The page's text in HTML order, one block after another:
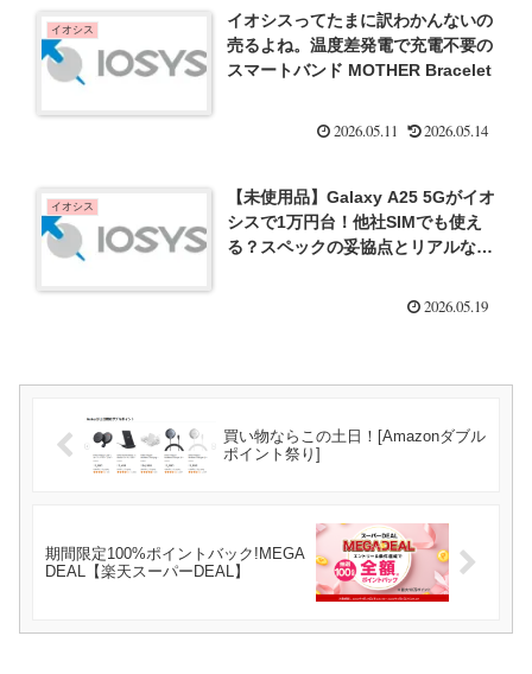
イオシス
イオシスってたまに訳わかんないの
売るよね。温度差発電で充電不要の
スマートバンド MOTHER Bracelet
2026.05.11 2026.05.14
イオシス
【未使用品】Galaxy A25 5Gがイオ
シスで1万円台！他社SIMでも使え
る？スペックの妥協点とリアルな評
2026.05.19
買い物ならこの土日！[Amazonダブル
ポイント祭り]
期間限定100%ポイントバック!MEGA
DEAL【楽天スーパーDEAL】